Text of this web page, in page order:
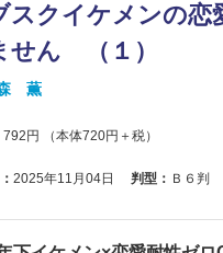
スクイケメンの恋
せん （１）
薫
792 円 （本体720円＋税）
2025年11月04日 判型： Ｂ６判